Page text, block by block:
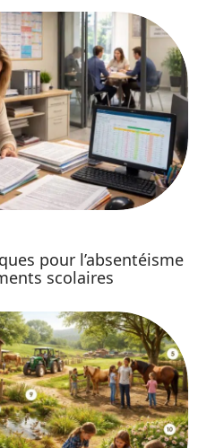
pour l’absentéisme
scolaires